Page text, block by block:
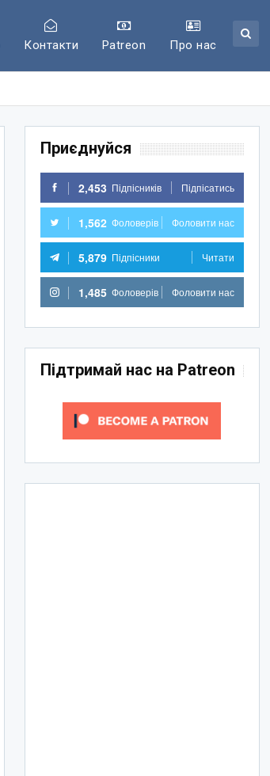
Контакти Patreon Про нас
Приєднуйся
2,453 Підпісників Підпісатись
1,562 Фоловерів Фоловити нас
5,879 Підпісники Читати
1,485 Фоловерів Фоловити нас
Підтримай нас на Patreon